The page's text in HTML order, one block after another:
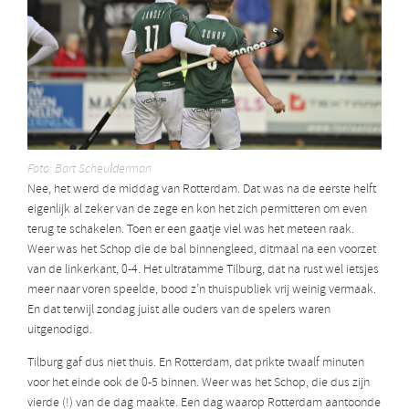
Foto: Bart Scheulderman
Nee, het werd de middag van Rotterdam. Dat was na de eerste helft
eigenlijk al zeker van de zege en kon het zich permitteren om even
terug te schakelen. Toen er een gaatje viel was het meteen raak.
Weer was het Schop die de bal binnengleed, ditmaal na een voorzet
van de linkerkant, 0-4. Het ultratamme Tilburg, dat na rust wel ietsjes
meer naar voren speelde, bood z’n thuispubliek vrij weinig vermaak.
En dat terwijl zondag juist alle ouders van de spelers waren
uitgenodigd.
Tilburg gaf dus niet thuis. En Rotterdam, dat prikte twaalf minuten
voor het einde ook de 0-5 binnen. Weer was het Schop, die dus zijn
vierde (!) van de dag maakte. Een dag waarop Rotterdam aantoonde